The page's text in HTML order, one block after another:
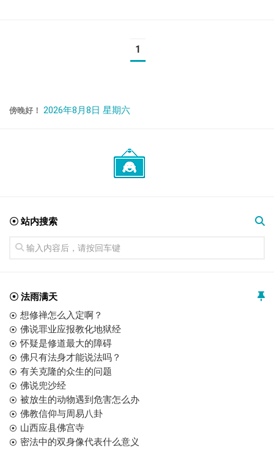
1
傍晚好！ 2026年8月8日 星期六
☉ 站内搜索
☉ 法雨满天
想修禅怎么入定啊？
佛说罪业应报教化地狱经
怀疑是修道最大的障碍
佛只有法身才能说法吗？
有关克隆的众生的问题
佛说兜沙经
被放生的动物遇到危害怎么办
佛教信仰与周易八卦
山西应县佛宫寺
密法中的双身像代表什么意义